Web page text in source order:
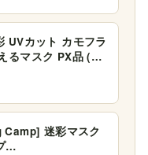
UVカット カモフラ
るマスク PX品 (…
迷彩マスク
…